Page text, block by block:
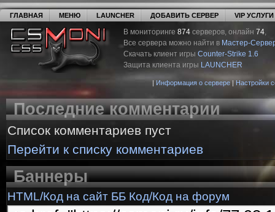
ГЛАВНАЯ МЕНЮ LAUNCHER ДОБАВИТЬ СЕРВЕР VIP УСЛУГИ
В мониторинге 874 серверов, онлайн 74,
Все сервера можно найти в Мастер-
Скачать клиент игры Counter-Strike 1.6
Защита клиента игры LAUNCHER
| Информация о сервере| Настройки
Последние комментарии
Список комментариев пуст
Перейти к списку комментариев
Баннеры
HTML/Код на сайт ББ Код/Код на форум